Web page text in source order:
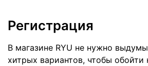
Регистрация
В магазине RYU не нужно
хитрых вариантов, чтобы обойти